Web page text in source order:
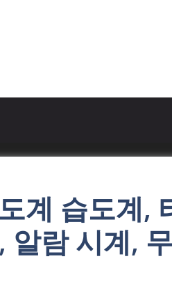
계 습도계,
알람 시계,